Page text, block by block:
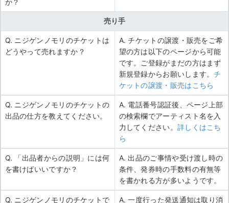
売り手
Q. ニジゲンノモリのチケットは
どうやって売れますか？
A. チケットの譲渡・販売をご希
望の方は以下のページから可能
です。ご登録がまだの方はまず
新規登録からお願いします。チ
ケットの譲渡・販売はこちら
Q. ニジゲンノモリのチケットの
出品の仕方を教えてください。
A. 電話番号認証後、ページ上部
の検索欄でアーティスト名を入
力してください。 詳しくはこち
ら
Q. 「出品者からの説明」には何
を書けばいいですか？
A. 出品のご事情や受け渡し時の
条件、発券時の手数料の有無等
を書かれる方が多いようです。
Q. ニジゲンノモリのチケットで A. 一度行った発送通知は取り消